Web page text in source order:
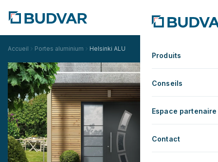
Produits
Conseils
Espace partenaire
Contact
Accueil Portes aluminium Helsinki ALU